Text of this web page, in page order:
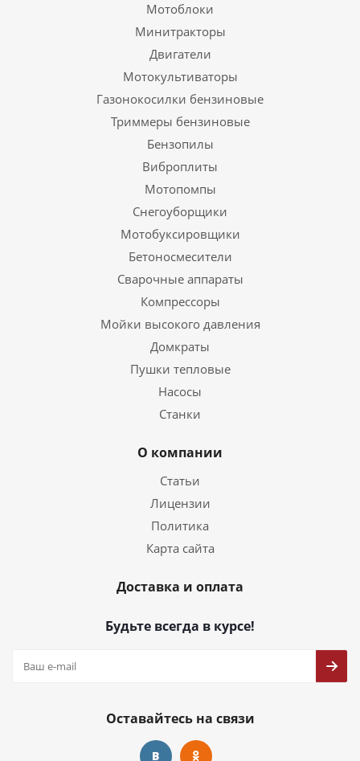
Мотоблоки
Минитракторы
Двигатели
Мотокультиваторы
Газонокосилки бензиновые
Триммеры бензиновые
Бензопилы
Виброплиты
Мотопомпы
Снегоуборщики
Мотобуксировщики
Бетоносмесители
Сварочные аппараты
Компрессоры
Мойки высокого давления
Домкраты
Пушки тепловые
Насосы
Станки
О компании
Статьи
Лицензии
Политика
Карта сайта
Доставка и оплата
Будьте всегда в курсе!
Оставайтесь на связи